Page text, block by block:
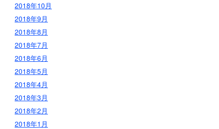
2018年10月
2018年9月
2018年8月
2018年7月
2018年6月
2018年5月
2018年4月
2018年3月
2018年2月
2018年1月